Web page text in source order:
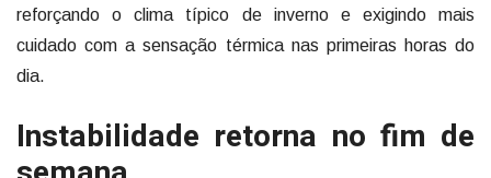
reforçando o clima típico de inverno e exigindo mais
cuidado com a sensação térmica nas primeiras horas do
dia.
Instabilidade retorna no fim de